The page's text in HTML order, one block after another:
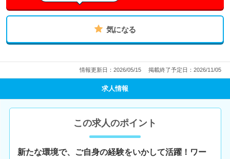
気になる
情報更新日：2026/05/15 掲載終了予定日：2026/11/05
求人情報
この求人のポイント
新たな環境で、ご自身の経験をいかして活躍！ワー